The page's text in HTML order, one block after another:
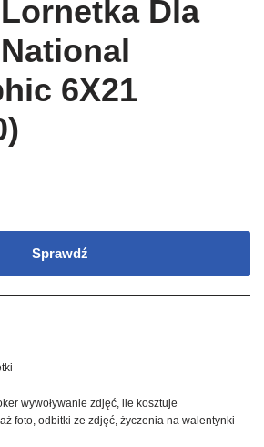
Dla
6X21
Sprawdź
wywoływanie zdjęć, ile kosztuje
foto, odbitki ze zdjęć, życzenia na walentynki